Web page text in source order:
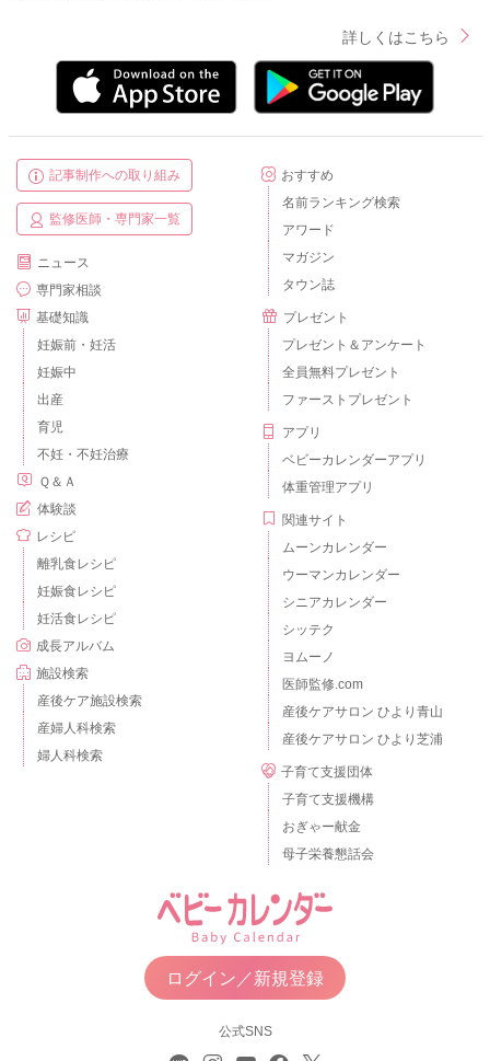
詳しくはこちら
記事制作への取り組み
監修医師・専門家一覧
ニュース
専門家相談
基礎知識
妊娠前・妊活
妊娠中
出産
育児
不妊・不妊治療
Ｑ＆Ａ
体験談
レシピ
離乳食レシピ
妊娠食レシピ
妊活食レシピ
成長アルバム
施設検索
産後ケア施設検索
産婦人科検索
婦人科検索
おすすめ
名前ランキング検索
アワード
マガジン
タウン誌
プレゼント
プレゼント＆アンケート
全員無料プレゼント
ファーストプレゼント
アプリ
ベビーカレンダーアプリ
体重管理アプリ
関連サイト
ムーンカレンダー
ウーマンカレンダー
シニアカレンダー
シッテク
ヨムーノ
医師監修.com
産後ケアサロン ひより青山
産後ケアサロン ひより芝浦
子育て支援団体
子育て支援機構
おぎゃー献金
母子栄養懇話会
ログイン／新規登録
公式SNS